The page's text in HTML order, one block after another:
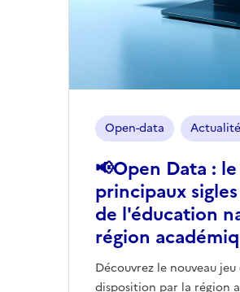
📢Open Data :
principaux
de l'éducation
région
Découvrez le nouveau
disposition par la région
Open-data